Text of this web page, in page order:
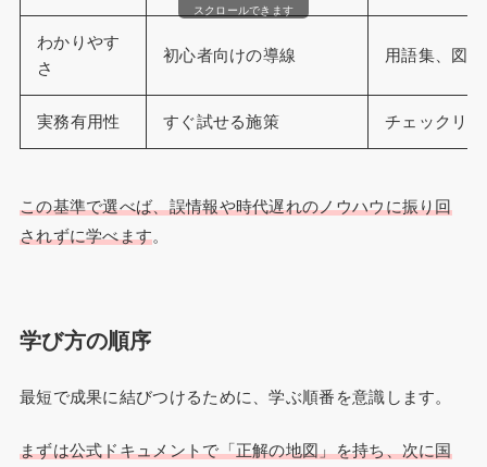
わかりやす
さ
初心者向けの導線 用語集、図
実務有用性 すぐ試せる施策 チェックリ
スクロールできます
この基準で選べば、誤情報や時代遅れのノウハウに振り回
されずに学べます。
学び方の順序
最短で成果に結びつけるために、学ぶ順番を意識します。
まずは公式ドキュメントで「正解の地図」を持ち、次に国